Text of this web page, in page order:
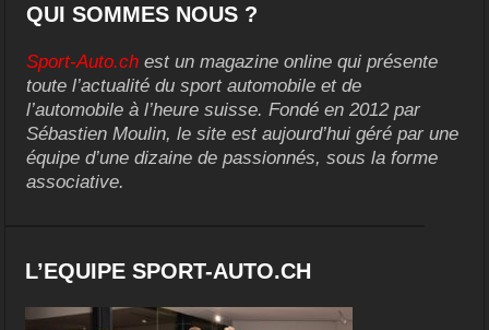
QUI SOMMES NOUS ?
Sport-Auto.ch est un magazine online qui présente
toute l’actualité du sport automobile et de
l’automobile à l’heure suisse. Fondé en 2012 par
Sébastien Moulin, le site est aujourd’hui géré par une
équipe d’une dizaine de passionnés, sous la forme
associative.
L’EQUIPE SPORT-AUTO.CH